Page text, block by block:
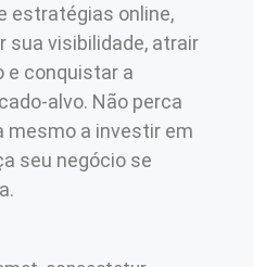
estratégias online,
sua visibilidade, atrair
e conquistar a
alvo. Não perca
mesmo a investir em
seu negócio se